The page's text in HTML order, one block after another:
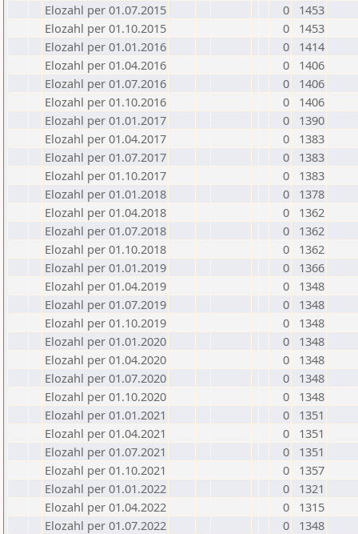
Elozahl per 01.07.2015
0
1453
Elozahl per 01.10.2015
0
1453
Elozahl per 01.01.2016
0
1414
Elozahl per 01.04.2016
0
1406
Elozahl per 01.07.2016
0
1406
Elozahl per 01.10.2016
0
1406
Elozahl per 01.01.2017
0
1390
Elozahl per 01.04.2017
0
1383
Elozahl per 01.07.2017
0
1383
Elozahl per 01.10.2017
0
1383
Elozahl per 01.01.2018
0
1378
Elozahl per 01.04.2018
0
1362
Elozahl per 01.07.2018
0
1362
Elozahl per 01.10.2018
0
1362
Elozahl per 01.01.2019
0
1366
Elozahl per 01.04.2019
0
1348
Elozahl per 01.07.2019
0
1348
Elozahl per 01.10.2019
0
1348
Elozahl per 01.01.2020
0
1348
Elozahl per 01.04.2020
0
1348
Elozahl per 01.07.2020
0
1348
Elozahl per 01.10.2020
0
1348
Elozahl per 01.01.2021
0
1351
Elozahl per 01.04.2021
0
1351
Elozahl per 01.07.2021
0
1351
Elozahl per 01.10.2021
0
1357
Elozahl per 01.01.2022
0
1321
Elozahl per 01.04.2022
0
1315
Elozahl per 01.07.2022
0
1348